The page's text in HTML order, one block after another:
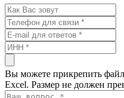
Вы можете прикрепить
Excel. Размер не должен